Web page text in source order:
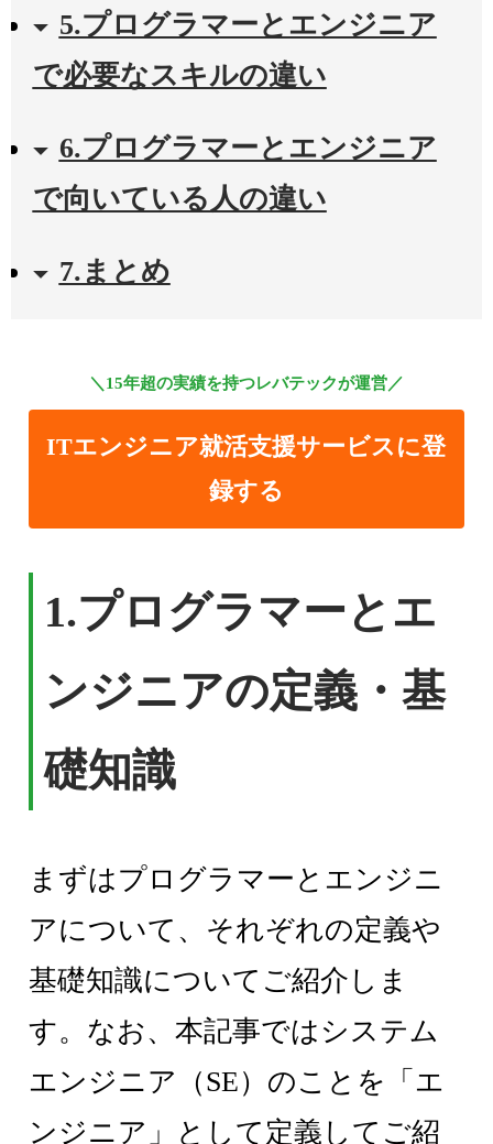
5.プログラマーとエンジニア
で必要なスキルの違い
6.プログラマーとエンジニア
で向いている人の違い
7.まとめ
＼15年超の実績を持つレバテックが運営／
ITエンジニア就活支援サービスに登
録する
1.プログラマーとエ
ンジニアの定義・基
礎知識
まずはプログラマーとエンジニ
アについて、それぞれの定義や
基礎知識についてご紹介しま
す。なお、本記事ではシステム
エンジニア（SE）のことを「エ
ンジニア」として定義してご紹